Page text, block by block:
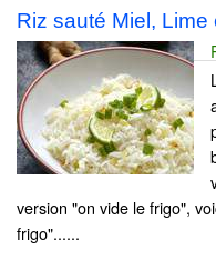
Riz sauté Miel, Lime
version "on vide le frigo",
frigo"......